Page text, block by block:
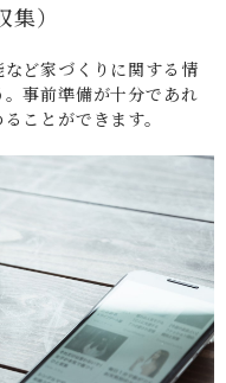
）
ど家づくりに関する情
事前準備が十分であれ
ことができます。